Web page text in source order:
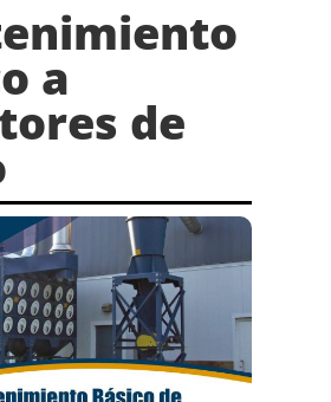
a
de